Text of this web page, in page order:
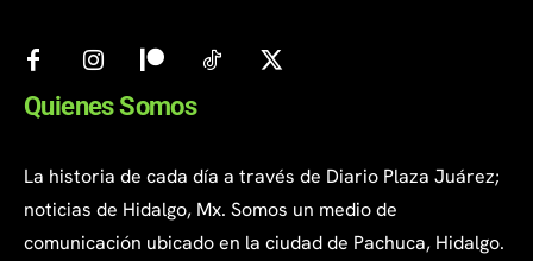
Quienes Somos
La historia de cada día a través de Diario Plaza Juárez;
noticias de Hidalgo, Mx. Somos un medio de
comunicación ubicado en la ciudad de Pachuca, Hidalgo.